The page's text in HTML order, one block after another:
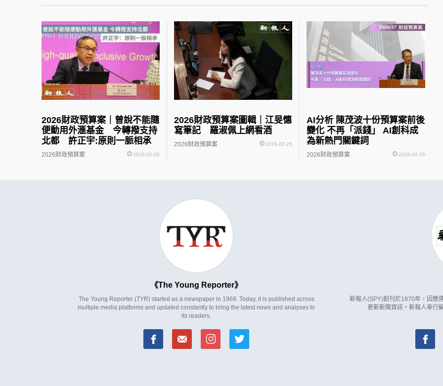
2026財政預算案｜曾說不能隨
便動用外滙基金 今轉撥支持
北都 許正宇:原則一脈相承
2026財政預算案 2026-02-26
2026財政預算案圖輯｜江旻憓
寫筆記 羅淑佩上網看酒
2026財政預算案 2026-02-25
AI分析 陳茂波十份預算案前後
變化 不再「派錢」 AI創科成
為新熱門關鍵詞
2026財政預算案 2026-02-25
The Young Reporter
The Young Reporter (TYR) started as a newspaper in 1969. Today, it is published across
multiple media platforms and updated constantly to bring the latest news and analyses to
its readers.
新報人(SPY)創刊於1970年，因應
更新新聞資訊。新報人奉行